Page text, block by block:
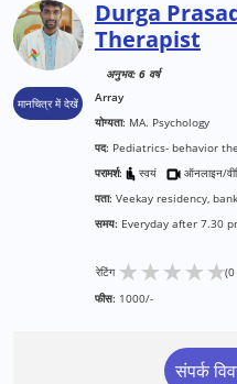
मानचित्र में देखें
Durga
Therapist
अनुभव: 6 वर्ष
Array
योग्यता: MA. Psychology
पद: Pediatrics- behavior
परामर्श:
स्वयं ऑनलाइन/
पता: Veekay residency,
समय: Everyday after 7.30
रेटिंग ★★★★★(0
फीस: 1000/-
संपर्क